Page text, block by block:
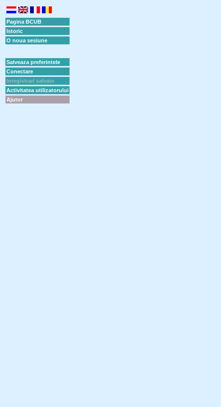
Pagina BCUB
Istoric
O noua sesiune
Salveaza preferintele
Conectare
Inregistrari salvate
Activitatea utilizatorului
Ajutor